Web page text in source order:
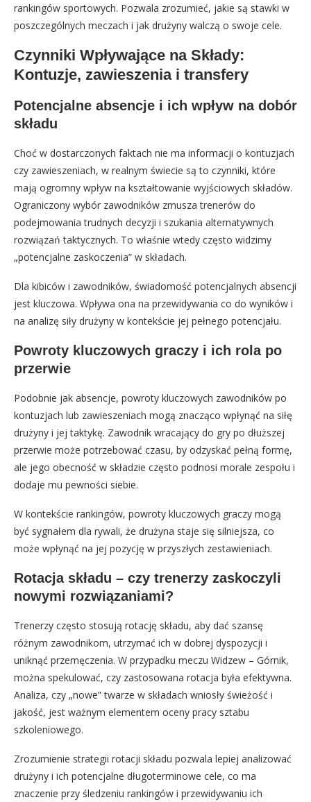
rankingów sportowych. Pozwala zrozumieć, jakie są stawki w
poszczególnych meczach i jak drużyny walczą o swoje cele.
Czynniki Wpływające na Składy:
Kontuzje, zawieszenia i transfery
Potencjalne absencje i ich wpływ na dobór
składu
Choć w dostarczonych faktach nie ma informacji o kontuzjach
czy zawieszeniach, w realnym świecie są to czynniki, które
mają ogromny wpływ na kształtowanie wyjściowych składów.
Ograniczony wybór zawodników zmusza trenerów do
podejmowania trudnych decyzji i szukania alternatywnych
rozwiązań taktycznych. To właśnie wtedy często widzimy
„potencjalne zaskoczenia” w składach.
Dla kibiców i zawodników, świadomość potencjalnych absencji
jest kluczowa. Wpływa ona na przewidywania co do wyników i
na analizę siły drużyny w kontekście jej pełnego potencjału.
Powroty kluczowych graczy i ich rola po
przerwie
Podobnie jak absencje, powroty kluczowych zawodników po
kontuzjach lub zawieszeniach mogą znacząco wpłynąć na siłę
drużyny i jej taktykę. Zawodnik wracający do gry po dłuższej
przerwie może potrzebować czasu, by odzyskać pełną formę,
ale jego obecność w składzie często podnosi morale zespołu i
dodaje mu pewności siebie.
W kontekście rankingów, powroty kluczowych graczy mogą
być sygnałem dla rywali, że drużyna staje się silniejsza, co
może wpłynąć na jej pozycję w przyszłych zestawieniach.
Rotacja składu – czy trenerzy zaskoczyli
nowymi rozwiązaniami?
Trenerzy często stosują rotację składu, aby dać szansę
różnym zawodnikom, utrzymać ich w dobrej dyspozycji i
uniknąć przemęczenia. W przypadku meczu Widzew – Górnik,
można spekulować, czy zastosowana rotacja była efektywna.
Analiza, czy „nowe” twarze w składach wniosły świeżość i
jakość, jest ważnym elementem oceny pracy sztabu
szkoleniowego.
Zrozumienie strategii rotacji składu pozwala lepiej analizować
drużyny i ich potencjalne długoterminowe cele, co ma
znaczenie przy śledzeniu rankingów i przewidywaniu ich